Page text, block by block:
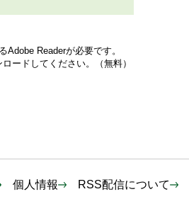
Readerが必要です。
ードしてください。（無料）
個人情報 RSS配信について